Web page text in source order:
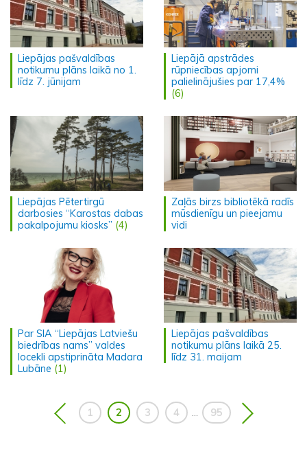
Liepājas pašvaldības
notikumu plāns laikā no 1.
līdz 7. jūnijam
Liepājā apstrādes
rūpniecības apjomi
palielinājušies par 17,4%
(6)
Liepājas Pētertirgū
darbosies “Karostas dabas
pakalpojumu kiosks” (4)
Zaļās birzs bibliotēkā radīs
mūsdienīgu un pieejamu
vidi
Par SIA “Liepājas Latviešu
biedrības nams” valdes
locekli apstiprināta Madara
Lubāne (1)
Liepājas pašvaldības
notikumu plāns laikā 25.
līdz 31. maijam
1 2 3 4 95